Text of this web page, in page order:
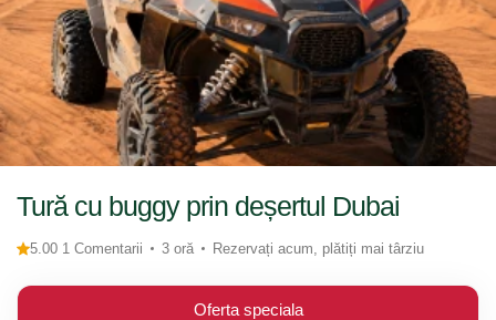
Tură cu buggy prin deșertul Dubai
5.00 1 Comentarii 3 oră Rezervați acum, plătiți mai târziu
Oferta speciala